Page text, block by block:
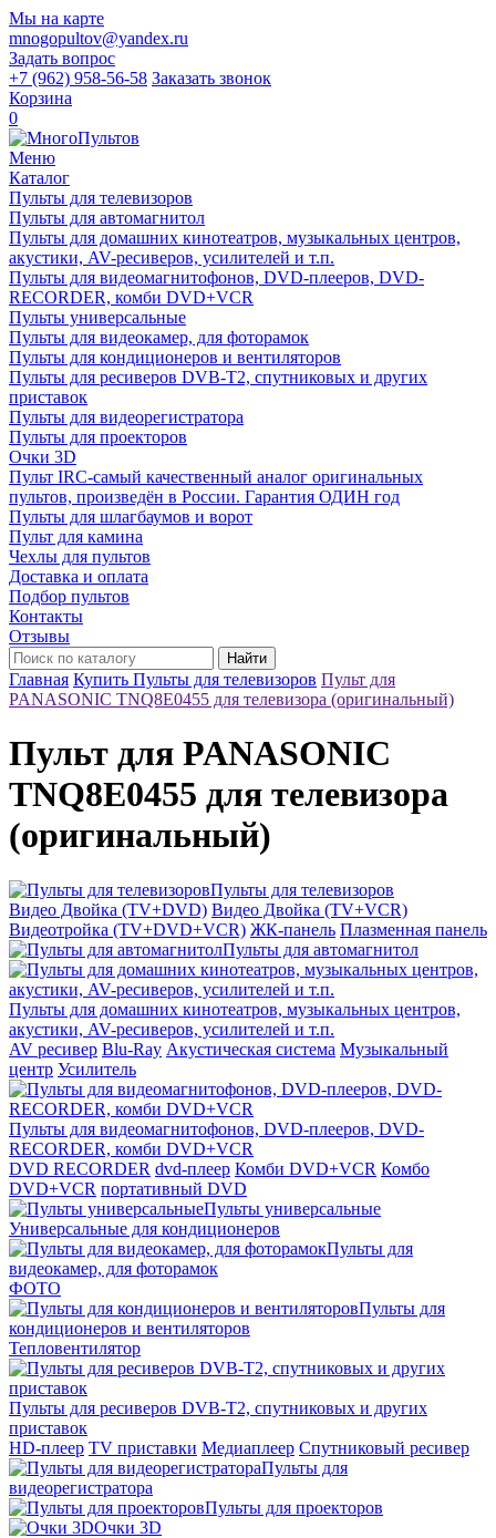
Мы на карте
mnogopultov@yandex.ru
Задать вопрос
+7 (962) 958-56-58 Заказать звонок
Корзина
0
Меню
Каталог
Пульты для телевизоров
Пульты для автомагнитол
Пульты для домашних кинотеатров, музыкальных центров,
акустики, AV-ресиверов, усилителей и т.п.
Пульты для видеомагнитофонов, DVD-плееров, DVD-
RECORDER, комби DVD+VCR
Пульты универсальные
Пульты для видеокамер, для фоторамок
Пульты для кондиционеров и вентиляторов
Пульты для ресиверов DVB-T2, спутниковых и других
приставок
Пульты для видеорегистратора
Пульты для проекторов
Очки 3D
Пульт IRC-самый качественный аналог оригинальных
пультов, произведён в России. Гарантия ОДИН год
Пульты для шлагбаумов и ворот
Пульт для камина
Чехлы для пультов
Доставка и оплата
Подбор пультов
Контакты
Отзывы
Найти
Главная Купить Пульты для телевизоров Пульт для
PANASONIC TNQ8E0455 для телевизора (оригинальный)
Пульт для PANASONIC
TNQ8E0455 для телевизора
(оригинальный)
Пульты для телевизоров
Видео Двойка (TV+DVD) Видео Двойка (TV+VCR)
Видеотройка (TV+DVD+VCR) ЖК-панель Плазменная панель
Пульты для автомагнитол
Пульты для домашних кинотеатров, музыкальных центров,
акустики, AV-ресиверов, усилителей и т.п.
AV ресивер Blu-Ray Акустическая система Музыкальный
центр Усилитель
Пульты для видеомагнитофонов, DVD-плееров, DVD-
RECORDER, комби DVD+VCR
DVD RECORDER dvd-плеер Комби DVD+VCR Комбо
DVD+VCR портативный DVD
Пульты универсальные
Универсальные для кондиционеров
Пульты для
видеокамер, для фоторамок
ФОТО
Пульты для
кондиционеров и вентиляторов
Тепловентилятор
Пульты для ресиверов DVB-T2, спутниковых и других
приставок
HD-плеер TV приставки Медиаплеер Спутниковый ресивер
Пульты для
видеорегистратора
Пульты для проекторов
Очки 3D